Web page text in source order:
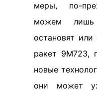
меры, по-
можем лишь
остановят или
ракет 9М723,
новые
они может